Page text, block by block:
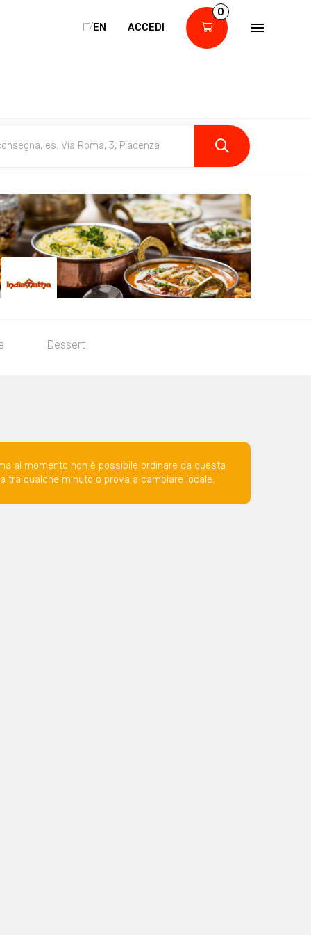
IT/EN ACCEDI
0
Dessert
al momento non è possibile ordinare da questa
tra qualche minuto o prova a cambiare locale.